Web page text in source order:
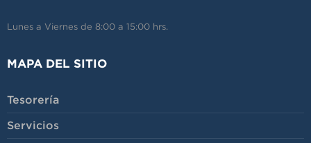
Lunes a Viernes de 8:00 a 15:00 hrs.
MAPA DEL SITIO
Tesorería
Servicios